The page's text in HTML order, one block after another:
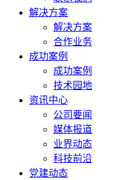
解决方案
解决方案
合作业务
成功案例
成功案例
技术园地
资讯中心
公司要闻
媒体报道
业界动态
科技前沿
党建动态